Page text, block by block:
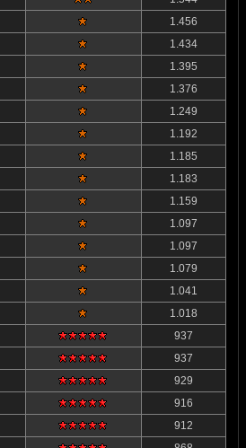
1.456
1.434
1.395
1.376
1.249
1.192
1.185
1.183
1.159
1.097
1.097
1.079
1.041
1.018
937
937
929
916
912